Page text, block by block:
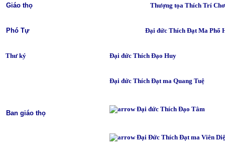
Giáo thọ Thượng tọa Thích Trí
Phó Tự Đại đức Thích Đạt Ma Phổ
Thư ký Đại đức Thích Đạo Huy
Đại đức Thích Đạt ma Quang Tuệ
Ban giáo thọ
Đại đức Thích Đạo Tâm
Đại Đức Thích Đạt ma Viên